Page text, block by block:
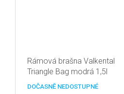
Rámová brašna Valkental
Triangle Bag modrá 1,5l
DOČASNĚ NEDOSTUPNÉ